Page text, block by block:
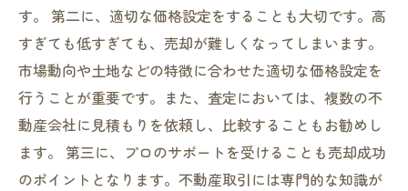
す。 第二に、適切な価格設定をすることも大切です。高
すぎても低すぎても、売却が難しくなってしまいます。
市場動向や土地などの特徴に合わせた適切な価格設定を
行うことが重要です。また、査定においては、複数の不
動産会社に見積もりを依頼し、比較することもお勧めし
ます。 第三に、プロのサポートを受けることも売却成功
のポイントとなります。不動産取引には専門的な知識が